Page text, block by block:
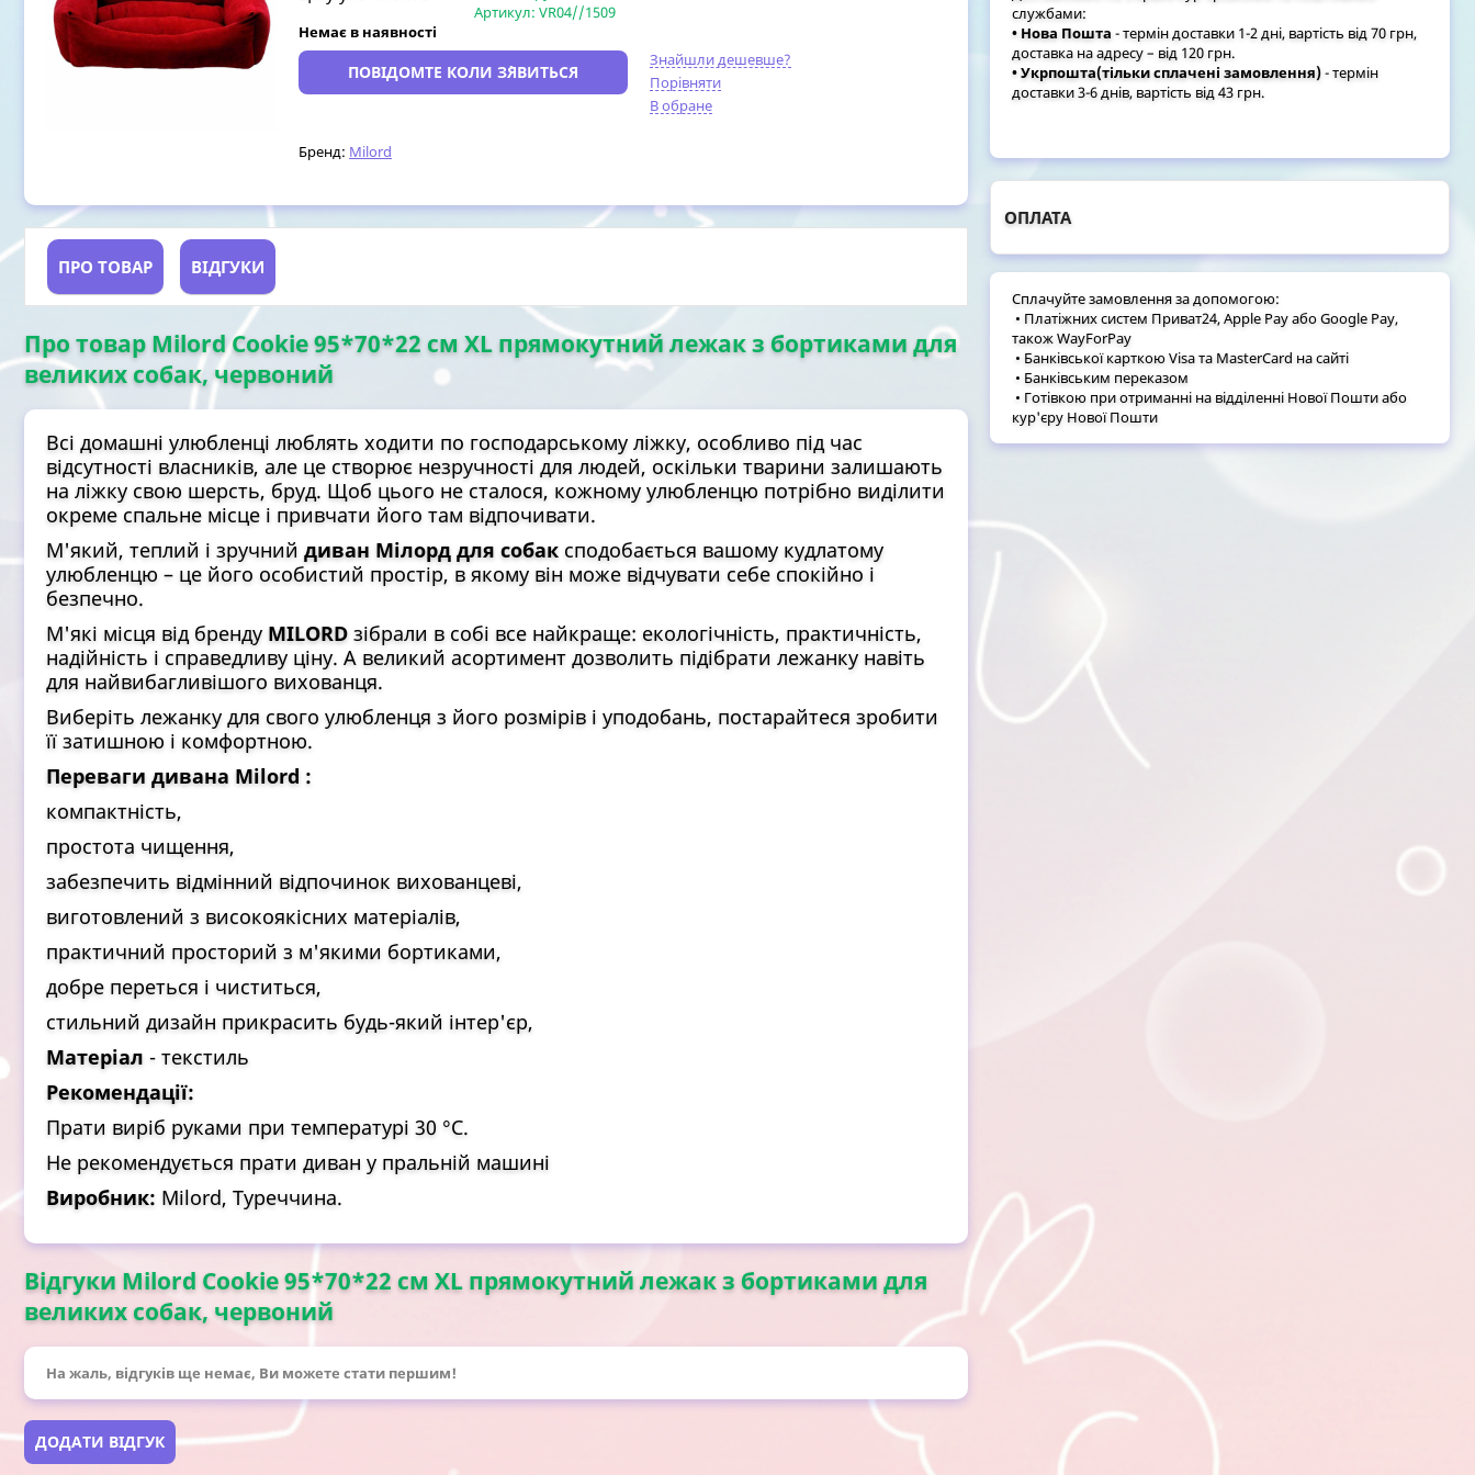
Артикул: VR04//1509
Немає в наявності
ПОВІДОМТЕ КОЛИ З`ЯВИТЬСЯ
Знайшли дешевше?
Порівняти
В обране
Бренд: Milord
ПРО ТОВАР ВІДГУКИ
Про товар Milord Cookie 95*70*22 см XL прямокутний лежак з бортиками для
великих собак, червоний
Всі домашні улюбленці люблять ходити по господарському ліжку, особливо під час
відсутності власників, але це створює незручності для людей, оскільки тварини залишають
на ліжку свою шерсть, бруд. Щоб цього не сталося, кожному улюбленцю потрібно виділити
окреме спальне місце і привчати його там відпочивати.
М'який, теплий і зручний диван Мілорд для собак сподобається вашому кудлатому
улюбленцю – це його особистий простір, в якому він може відчувати себе спокійно і
безпечно.
М'які місця від бренду MILORD зібрали в собі все найкраще: екологічність, практичність,
надійність і справедливу ціну. А великий асортимент дозволить підібрати лежанку навіть
для найвибагливішого вихованця.
Виберіть лежанку для свого улюбленця з його розмірів і уподобань, постарайтеся зробити
її затишною і комфортною.
Переваги дивана Milord :
компактність,
простота чищення,
забезпечить відмінний відпочинок вихованцеві,
виготовлений з високоякісних матеріалів,
практичний просторий з м'якими бортиками,
добре переться і чиститься,
стильний дизайн прикрасить будь-який інтер'єр,
Матеріал - текстиль
Рекомендації:
Прати виріб руками при температурі 30 °C.
Не рекомендується прати диван у пральній машині
Виробник: Milord, Туреччина.
Відгуки Milord Cookie 95*70*22 см XL прямокутний лежак з бортиками для
великих собак, червоний
На жаль, відгуків ще немає, Ви можете стати першим!
ДОДАТИ ВІДГУК
службами:
• Нова Пошта - термін доставки 1-2 дні, вартість від 70 грн,
доставка на адресу – від 120 грн.
• Укрпошта(тільки сплачені замовлення)- термін
доставки 3-6 днів, вартість від 43 грн.
ОПЛАТА
Сплачуйте замовлення за допомогою:
• Платіжних систем Приват24, Apple Pay або Google Pay,
також WayForPay
• Банківської карткою Visa та MasterCard на сайті
• Банківським переказом
• Готівкою при отриманні на відділенні Нової Пошти або
кур'єру Нової Пошти